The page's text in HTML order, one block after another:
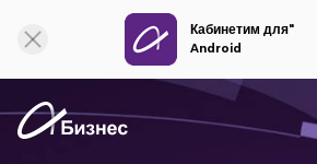
Кабинетим для"
Android
Онлайн поддержка